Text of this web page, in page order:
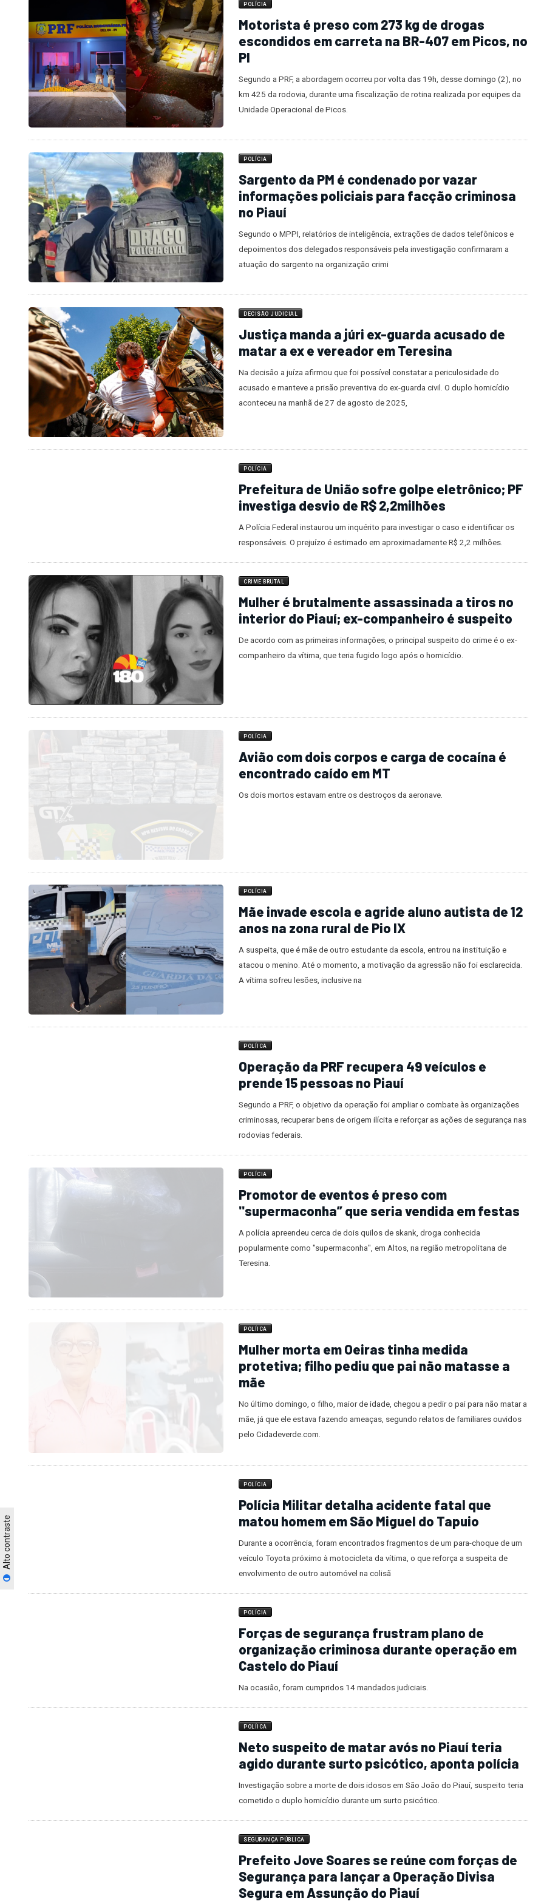
Alto contraste
POLÍCIA
Motorista é preso com 273 kg de drogas
escondidos em carreta na BR-407 em Picos, no
PI
Segundo a PRF, a abordagem ocorreu por volta das 19h, desse domingo (2), no
km 425 da rodovia, durante uma fiscalização de rotina realizada por equipes da
Unidade Operacional de Picos.
POLÍCIA
Sargento da PM é condenado por vazar
informações policiais para facção criminosa
no Piauí
Segundo o MPPI, relatórios de inteligência, extrações de dados telefônicos e
depoimentos dos delegados responsáveis pela investigação confirmaram a
atuação do sargento na organização crimi
DECISÃO JUDICIAL
Justiça manda a júri ex-guarda acusado de
matar a ex e vereador em Teresina
Na decisão a juíza afirmou que foi possível constatar a periculosidade do
acusado e manteve a prisão preventiva do ex-guarda civil. O duplo homicídio
aconteceu na manhã de 27 de agosto de 2025,
POLÍCIA
Prefeitura de União sofre golpe eletrônico; PF
investiga desvio de R$ 2,2milhões
A Polícia Federal instaurou um inquérito para investigar o caso e identificar os
responsáveis. O prejuízo é estimado em aproximadamente R$ 2,2 milhões.
CRIME BRUTAL
Mulher é brutalmente assassinada a tiros no
interior do Piauí; ex-companheiro é suspeito
POLÍCIA
Avião com dois corpos e carga de cocaína é
POLÍCIA
Mãe invade escola e agride aluno autista de 12
anos na zona rural de Pio IX
POLÍICA
Operação da PRF recupera 49 veículos e
prende 15 pessoas no Piauí
rodovias federais.
Promotor de eventos é preso com
Teresina.
Mulher morta em Oeiras tinha medida
protetiva; filho pediu que pai não matasse a
mãe, já que ele estava fazendo ameaças, segundo relatos de familiares ouvidos
pelo Cidadeverde.com.
Polícia Militar detalha acidente fatal que
matou homem em São Miguel do Tapuio
Durante a ocorrência, foram encontrados fragmentos de um para-choque de um
veículo Toyota próximo à motocicleta da vítima, o que reforça a suspeita de
envolvimento de outro automóvel na colisã
organização criminosa durante operação em
Castelo do Piauí
Na ocasião, foram cumpridos 14 mandados judiciais.
agido durante surto psicótico, aponta polícia
Investigação sobre a morte de dois idosos em São João do Piauí, suspeito teria